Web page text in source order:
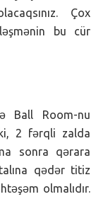
Çox
bu cür
Ball Room-nu
2 fərqli zalda
sonra qərara
qədər titiz
olmalıdır.